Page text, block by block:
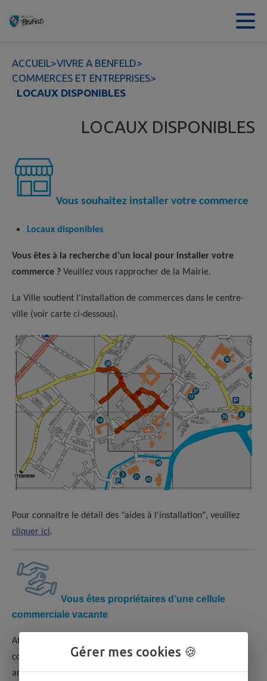
Contenu
ACCUEIL>VIVRE A BENFELD>
COMMERCES ET ENTREPRISES>
LOCAUX DISPONIBLES
LOCAUX DISPONIBLES
Vous souhaitez installer votre commerce
Locaux disponibles
Vous êtes à la recherche d’un local pour installer votre
commerce ? Veuillez vous rapprocher de la Mairie.
La Ville soutient l'installation de commerces dans le centre-
ville (voir carte ci-dessous).
Pour connaître le détail des "aides à l'installation", veuillez
cliquer ici.
Vous êtes propriétaires d’une cellule
commerciale vacante
Afin de vous aider à trouver un repreneur pour votre local
commercial vacant, communiquez-nous le détail de votre
annonce par courriel et nous vous mettrons en relation avec
Gérer mes cookies 🍪